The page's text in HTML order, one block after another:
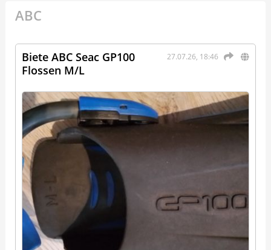
ABC
27.07.26, 18:46
Biete ABC Seac GP100
Flossen M/L